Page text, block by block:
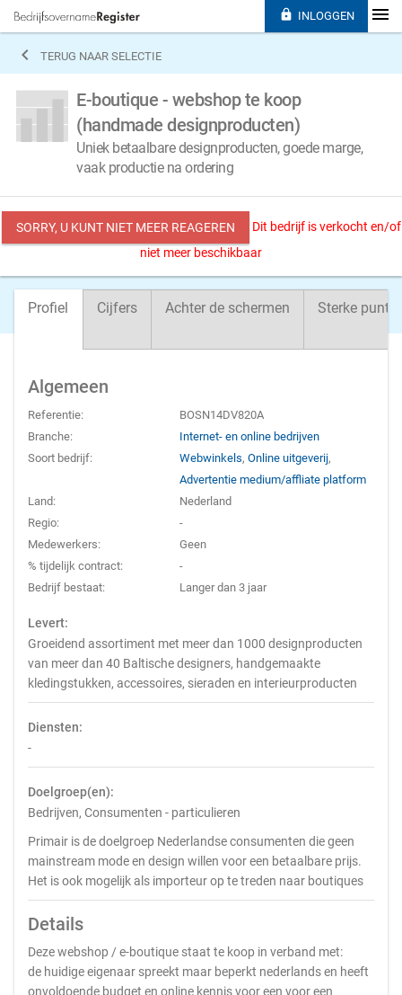
 TERUG NAAR SELECTIE
E-boutique - webshop te koop
(handmade designproducten)
Uniek betaalbare designproducten, goede marge,
vaak productie na ordering
SORRY, U KUNT NIET MEER REAGEREN
Dit bedrijf is verkocht en/of
niet meer beschikbaar
Profiel Cijfers Achter de schermen Sterke
Algemeen
Referentie:
BOSN14DV820A
Branche:
Internet- en online bedrijven
Soort bedrijf:
Webwinkels,Online uitgeverij,
Advertentie medium/affliate platform
Land:
Nederland
Regio:
-
Medewerkers:
Geen
% tijdelijk contract:
-
Bedrijf bestaat:
Langer dan 3 jaar
Levert:
Groeidend assortiment met meer dan 1000 designproducten
van meer dan 40 Baltische designers, handgemaakte
kledingstukken, accessoires, sieraden en interieurproducten
Diensten:
-
Doelgroep(en):
Bedrijven, Consumenten - particulieren
Primair is de doelgroep Nederlandse consumenten die geen
mainstream mode en design willen voor een betaalbare prijs.
Het is ook mogelijk als importeur op te treden naar boutiques
Details
Deze webshop / e-boutique staat te koop in verband met:
de huidige eigenaar spreekt maar beperkt nederlands en heeft
onvoldoende budget en online kennis voor een voor een
 INLOGGEN